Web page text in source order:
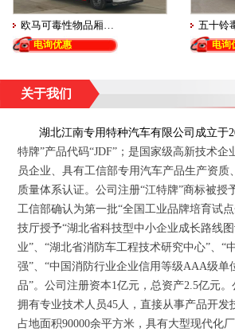
欧马可毒性物品厢…
电询优惠
五十铃
电询
关于我们
湖北江南专用特种汽车有限公司 成立于
特牌”产品代码“JDF”；是国家级高新技术企
员企业、具有工信部专用汽车产品生产资质
质量体系认证。公司注册“江特牌”商标被授
工信部确认为第一批“全国工业品牌培育试
技厅授予“湖北省科技型中小企业成长路线
业”、“湖北省消防车工程技术研究中心”、“
强”、“中国消防行业企业信用等级AAA级单
品”。公司注册资本1亿元，总资产2.5亿元。
拥有专业技术人员45人，直接从事产品开发
占地面积90000余平方米，具有大型现代化